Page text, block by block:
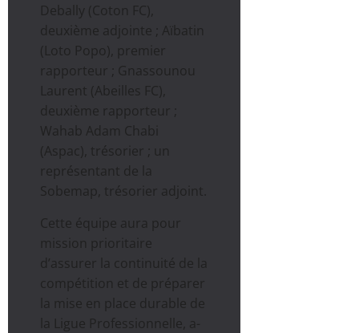
Debally (Coton FC),
deuxième adjointe ; Aïbatin
(Loto Popo), premier
rapporteur ; Gnassounou
Laurent (Abeilles FC),
deuxième rapporteur ;
Wahab Adam Chabi
(Aspac), trésorier ; un
représentant de la
Sobemap, trésorier adjoint.
Cette équipe aura pour
mission prioritaire
d’assurer la continuité de la
compétition et de préparer
la mise en place durable de
la Ligue Professionnelle, a-